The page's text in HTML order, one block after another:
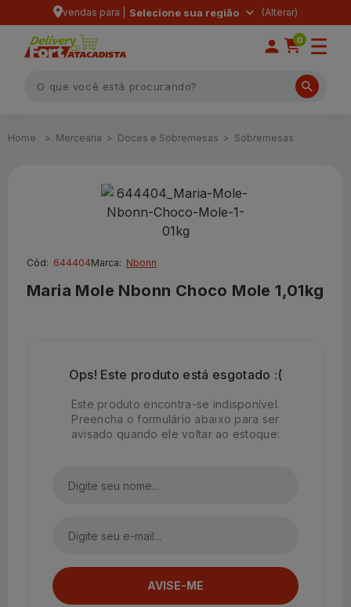
vendas para | Selecione sua região
0
Mercearia Doces e Sobremesas Sobremesas
Cód: 644404Marca: Nbonn
Maria Mole Nbonn Choco Mole 1,01kg
Ops! Este produto está esgotado :(
Este produto encontra-se indisponível.
Preencha o formulário abaixo para ser
avisado quando ele voltar ao estoque: